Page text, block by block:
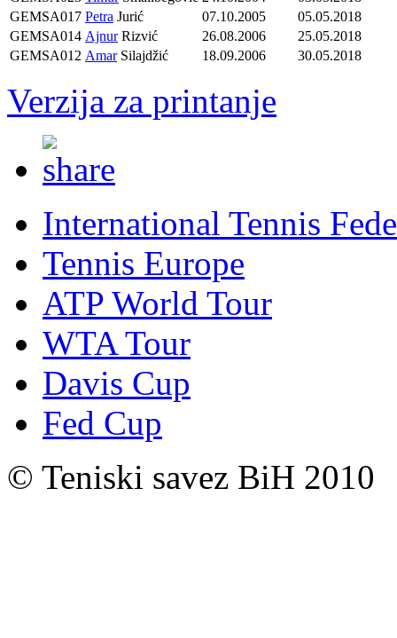
GEMSA017 Petra Jurić 07.10.2005
05.05.2018
GEMSA014 AjnurRizvić 26.08.2006
25.05.2018
GEMSA012 AmarSilajdžić 18.09.2006 30.05.2018
Verzija za printanje
International Tennis
Tennis Europe
ATP World Tour
WTA Tour
Davis Cup
Fed Cup
© Teniski savez BiH 2010